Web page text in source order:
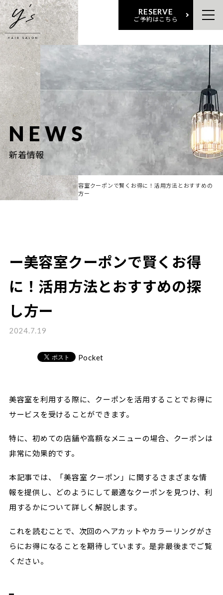
RESERVE
ご予約はこちら
NEWS
新着情報
ホー
ム
新着情
報
ー美容室クーポンで賢くお得に！活用方法とおすすめの
探し方ー
ー美容室クーポンで賢くお得
に！活用方法とおすすめの探
し方ー
2024.7.19
Pocket
美容室を利用する際に、クーポンを活用することでお得に
サービスを受けることができます。
特に、初めての店舗や高額なメニューの場合、クーポンは
非常に効果的です。
本記事では、「美容室 クーポン」に関するさまざまな情
報を提供し、どのようにして最適なクーポンを見つけ、利
用するかについて詳しく解説します。
これを読むことで、次回のヘアカットやカラーリングがさ
らにお得になることを期待しています。是非最後までご覧
ください。